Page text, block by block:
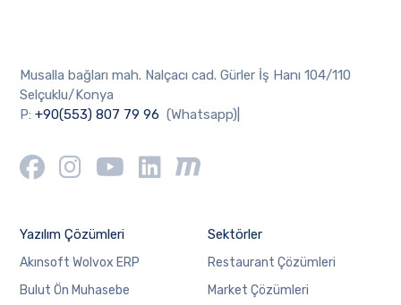
Musalla bağları mah. Nalçacı cad. Gürler İş Hanı 104/110
Selçuklu/Konya
P:+90(553) 807 79 96 (Whatsapp)|
Yazılım Çözümleri
Akınsoft Wolvox ERP
Bulut Ön Muhasebe
Sektörler
Restaurant Çözümleri
Market Çözümleri